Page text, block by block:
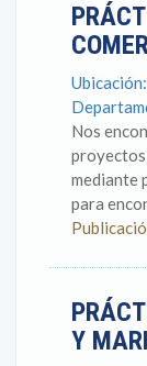
Nos
proyectos
mediante
para
Y